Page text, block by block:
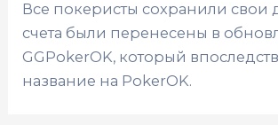
Все покеристы сохранили свои
счета были перенесены в
GGPokerOK, который
название на PokerOK.